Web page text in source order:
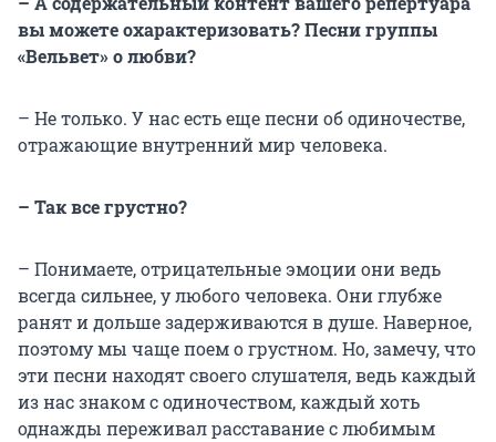
вы можете охарактеризовать? Песни группы
«Вельвет» о любви?
– Не только. У нас есть еще песни об одиночестве,
отражающие внутренний мир человека.
– Так все грустно?
– Понимаете, отрицательные эмоции они ведь
всегда сильнее, у любого человека. Они глубже
ранят и дольше задерживаются в душе. Наверное,
поэтому мы чаще поем о грустном. Но, замечу, что
эти песни находят своего слушателя, ведь каждый
из нас знаком с одиночеством, каждый хоть
однажды переживал расставание с любимым